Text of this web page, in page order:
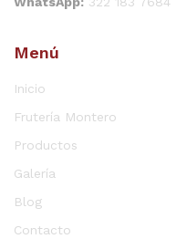
Menú
Inicio
Frutería Montero
Productos
Galería
Blog
Contacto